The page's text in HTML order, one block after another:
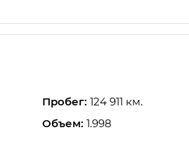
Пробег: 124 911 км.
Объем: 1.998